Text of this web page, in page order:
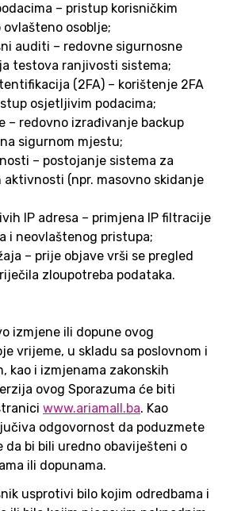
– pristup korisničkim
ovlašteno osoblje;
auditi – redovne sigurnosne
testova ranjivosti sistema;
(2FA) – korištenje 2FA
osjetljivim podacima;
– redovno izrađivanje backup
sigurnom mjestu;
– postojanje sistema za
(npr. masovno skidanje
IP adresa – primjena IP filtracije
i neovlaštenog pristupa;
– prije objave vrši se pregled
zloupotreba podataka.
izmjene ili dopune ovog
vrijeme, u skladu sa poslovnom i
kao i izmjenama zakonskih
ovog Sporazuma će biti
www.ariamall.ba. Kao
odgovornost da poduzmete
da bi bili uredno obaviješteni o
ili dopunama.
usprotivi bilo kojim odredbama i